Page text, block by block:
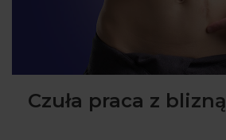
Czuła praca z blizną